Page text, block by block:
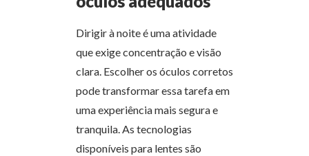
Dirigir à noite é uma atividade
que exige concentração e visão
clara. Escolher os óculos corretos
pode transformar essa tarefa em
uma experiência mais segura e
tranquila. As tecnologias
disponíveis para lentes são